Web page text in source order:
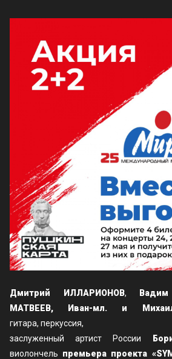
Дмитрий ИЛЛАРИОНОВ,
МАТВЕЕВ,
Иван-мл. и
гитара, перкуссия,
заслуженный артист России
виолончель премьера проекта